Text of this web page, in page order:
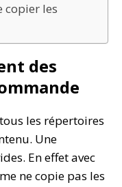
copier les
des
les répertoires
Une
En effet avec
ne copie pas les